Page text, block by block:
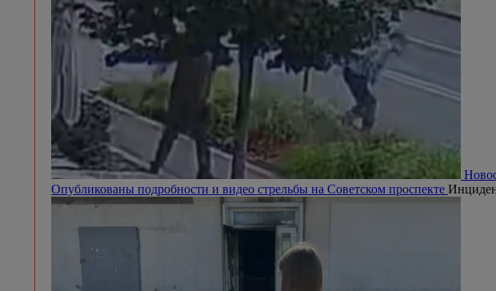
Опубликованы подробности и видео стрельбы на Советском проспекте